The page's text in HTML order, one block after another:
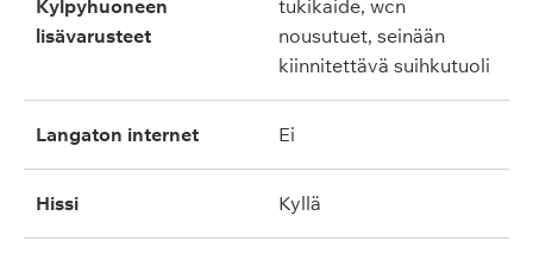
kylpyhuoneen
lisävarusteet
tukikaide, wcn
nousutuet, seinään
kiinnitettävä suihkutuoli
langaton internet ei
hissi kyllä